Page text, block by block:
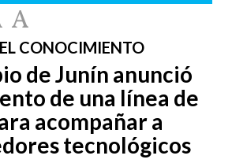
CONOCIMIENTO
de Junín anunció
de una línea de
acompañar a
tecnológicos